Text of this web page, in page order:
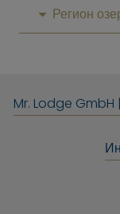
Регион
Mr. Lodge GmbH